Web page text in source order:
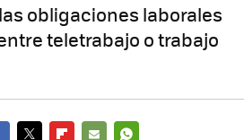
obligaciones laborales
teletrabajo o trabajo